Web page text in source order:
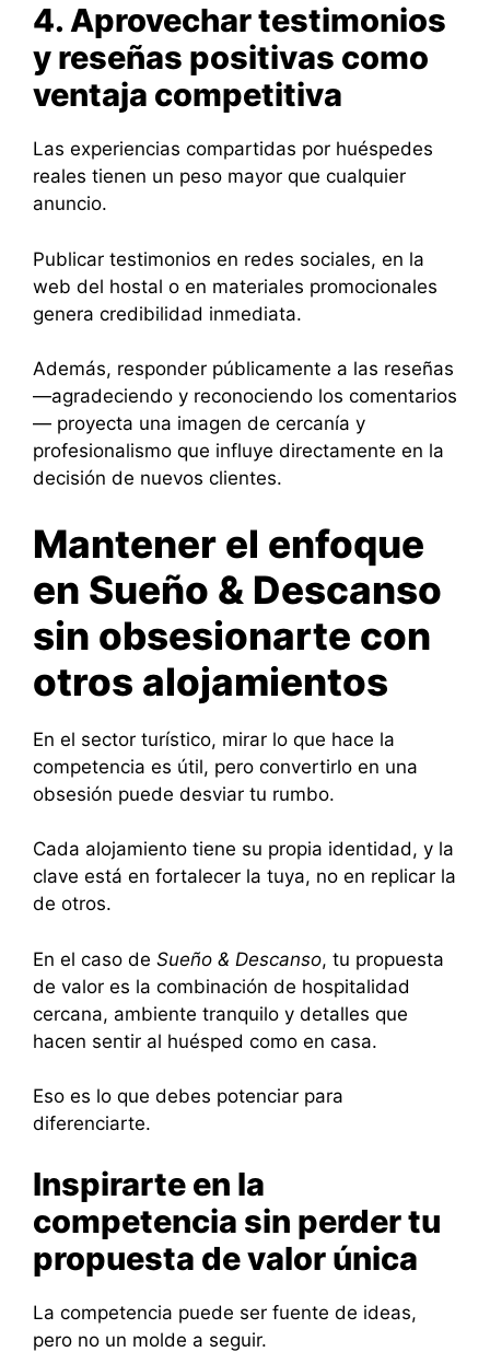
4. Aprovechar testimonios
y reseñas positivas como
ventaja competitiva
Las experiencias compartidas por huéspedes
reales tienen un peso mayor que cualquier
anuncio.
Publicar testimonios en redes sociales, en la
web del hostal o en materiales promocionales
genera credibilidad inmediata.
Además, responder públicamente a las reseñas
—agradeciendo y reconociendo los comentarios
— proyecta una imagen de cercanía y
profesionalismo que influye directamente en la
decisión de nuevos clientes.
Mantener el enfoque
en Sueño & Descanso
sin obsesionarte con
otros alojamientos
En el sector turístico, mirar lo que hace la
competencia es útil, pero convertirlo en una
obsesión puede desviar tu rumbo.
Cada alojamiento tiene su propia identidad, y la
clave está en fortalecer la tuya, no en replicar la
de otros.
En el caso de Sueño & Descanso, tu propuesta
de valor es la combinación de hospitalidad
cercana, ambiente tranquilo y detalles que
hacen sentir al huésped como en casa.
Eso es lo que debes potenciar para
diferenciarte.
Inspirarte en la
competencia sin perder tu
propuesta de valor única
La competencia puede ser fuente de ideas,
pero no un molde a seguir.